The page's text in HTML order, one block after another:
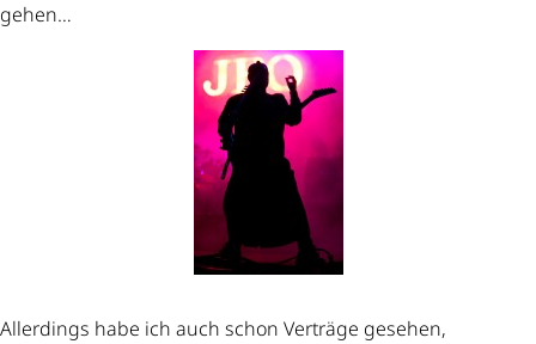
gehen…
Allerdings habe ich auch schon Verträge gesehen,